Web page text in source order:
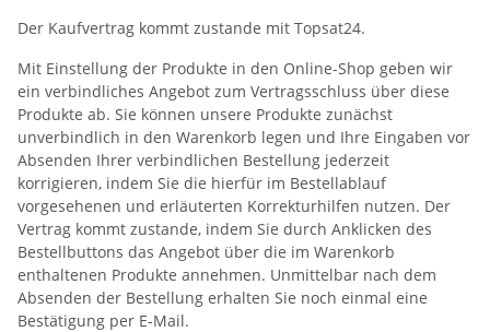
Der Kaufvertrag kommt zustande mit Topsat24.
Mit Einstellung der Produkte in den Online-Shop geben wir
ein verbindliches Angebot zum Vertragsschluss über diese
Produkte ab. Sie können unsere Produkte zunächst
unverbindlich in den Warenkorb legen und Ihre Eingaben vor
Absenden Ihrer verbindlichen Bestellung jederzeit
korrigieren, indem Sie die hierfür im Bestellablauf
vorgesehenen und erläuterten Korrekturhilfen nutzen. Der
Vertrag kommt zustande, indem Sie durch Anklicken des
Bestellbuttons das Angebot über die im Warenkorb
enthaltenen Produkte annehmen. Unmittelbar nach dem
Absenden der Bestellung erhalten Sie noch einmal eine
Bestätigung per E-Mail.